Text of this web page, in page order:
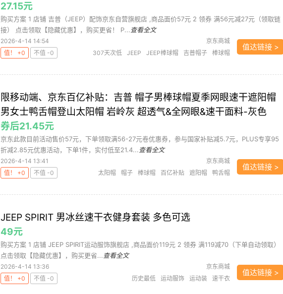
27.15元
购买方案 1 店铺 吉普（JEEP）配饰京东自营旗舰店 ,商品面价57元 2 领券 满56元减27元（领取链
接） 点击领取【隐藏优惠】，购买更省！ P... 查看全文
2026-4-14 14:54
京东商城
值！ +0
不值 -0 307天次低 JEEP JEEP棒球帽 吉普帽子
棒球帽
值达链接 >
限移动端、京东百亿补贴：吉普 帽子男棒球帽夏季网眼速干遮阳帽
男女士鸭舌帽登山太阳帽 岩岭灰 超透气&全网眼&速干面料-灰色
券后21.45元
京东此款目前活动售价57元，下单领取满56-27元卷优惠券，参与国家补贴减5.7元，PLUS专享95
折减2.85元优惠活动，下单1件，实付低至21.4... 查看全文
2026-4-14 13:41
京东商城
值！ +0
不值 -0 太阳帽 帽子 棒球帽 百亿补贴 遮阳帽 鸭舌帽
值达链接 >
JEEP SPIRIT 男冰丝速干衣健身套装 多色可选
49元
购买方案 1 店铺 JEEP SPIRIT运动服饰旗舰店 ,商品面价119元 2 领券 满119减70（下单自动领取）
点击领取【隐藏优惠】，购买更省... 查看全文
2026-4-14 13:36
京东商城
值！ +0
不值 -0 历史最低 运动服饰 运动装 速干衣
值达链接 >